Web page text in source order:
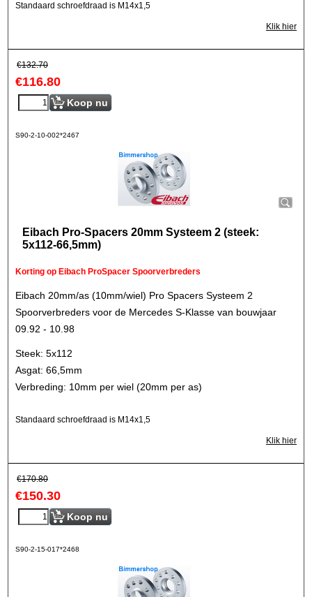
Standaard schroefdraad is M14x1,5
Klik hier
€132.70
€116.80
Koop nu
S90-2-10-002*2467
Eibach Pro-Spacers 20mm Systeem 2 (steek:
5x112-66,5mm)
Korting op Eibach ProSpacer Spoorverbreders
Eibach 20mm/as (10mm/wiel) Pro Spacers Systeem 2
Spoorverbreders voor de Mercedes S-Klasse van bouwjaar
09.92 - 10.98
Steek: 5x112
Asgat: 66,5mm
Verbreding: 10mm per wiel (20mm per as)
Standaard schroefdraad is M14x1,5
Klik hier
€170.80
€150.30
Koop nu
S90-2-15-017*2468